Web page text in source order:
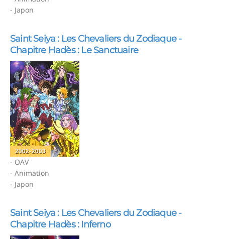
- Japon
Saint Seiya : Les Chevaliers du Zodiaque -
Chapitre Hadès : Le Sanctuaire
2002-2003
- OAV
- Animation
- Japon
Saint Seiya : Les Chevaliers du Zodiaque -
Chapitre Hadès : Inferno